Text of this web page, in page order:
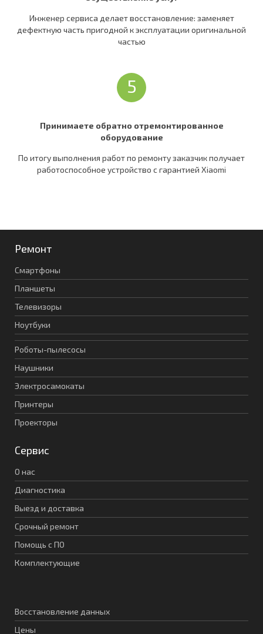
Инженер сервиса делает восстановление: заменяет
дефектную часть пригодной к эксплуатации оригинальной
частью
5
Принимаете обратно отремонтированное
оборудование
По итогу выполнения работ по ремонту заказчик получает
работоспособное устройство c гарантией Xiaomi
Ремонт
Смартфоны
Планшеты
Телевизоры
Ноутбуки
Роботы-пылесосы
Наушники
Электросамокаты
Принтеры
Проекторы
Сервис
О нас
Диагностика
Выезд и доставка
Срочный ремонт
Помощь с ПО
Комплектующие
Восстановление данных
Цены